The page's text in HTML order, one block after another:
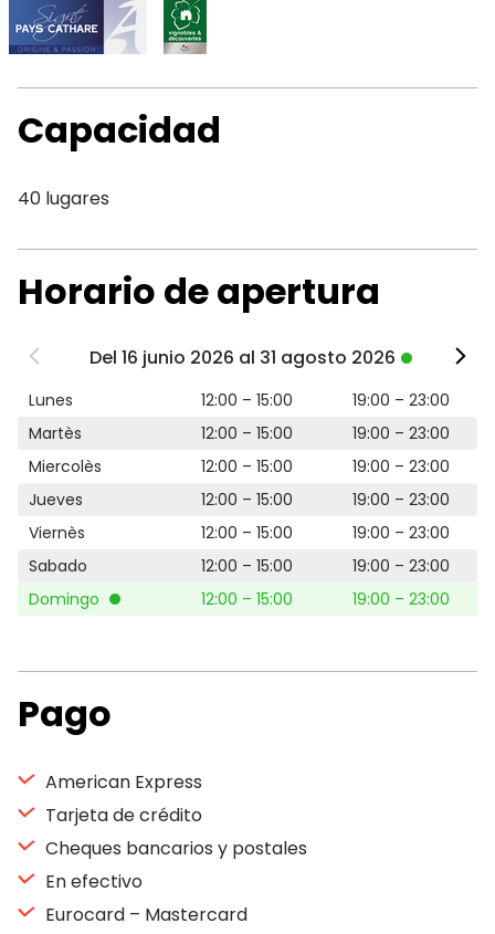
Capacidad
40 lugares
Horario de apertura
Del 16 junio 2026 al 31 agosto 2026
Lunes 12:00 – 15:00
19:00 – 23:00
Martès
12:00 – 15:00
19:00 – 23:00
Miercolès
12:00 – 15:00
19:00 – 23:00
Jueves
12:00 – 15:00
19:00 – 23:00
Viernès
12:00 – 15:00
19:00 – 23:00
Sabado
12:00 – 15:00
19:00 – 23:00
Domingo
12:00 – 15:00 19:00 – 23:00
Pago
American Express
Tarjeta de crédito
Cheques bancarios y postales
En efectivo
Eurocard – Mastercard